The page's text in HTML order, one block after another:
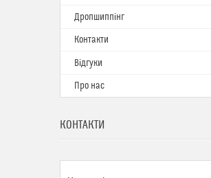
Дропшиппінг
Контакти
Відгуки
Про нас
КОНТАКТИ